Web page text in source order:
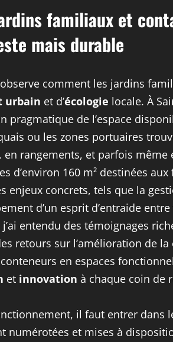
familiaux et
mais durable
comment les jardins
urbain et d’écologie locale. À
pragmatique de l’espace
ou les zones portuaires
, en rangements, et parfois
d’environ 160 m² destinées
enjeux concrets, tels que la
d’un esprit d’entraide
entendu des témoignages
retours sur l’amélioration de
en espaces
et innovation à chaque coin de
il faut entrer dans
numérotées et mises à